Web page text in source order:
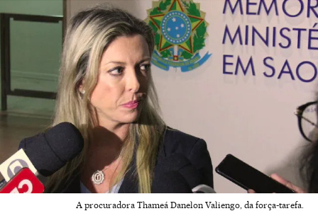
A procuradora Thameá Danelon Valiengo, da força-tarefa.